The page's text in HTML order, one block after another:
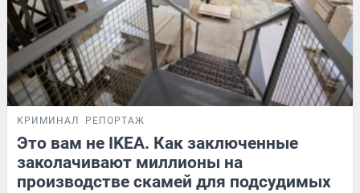
КРИМИНАЛ РЕПОРТАЖ
Это вам не IKEA. Как заключенные
заколачивают миллионы на
производстве скамей для подсудимых